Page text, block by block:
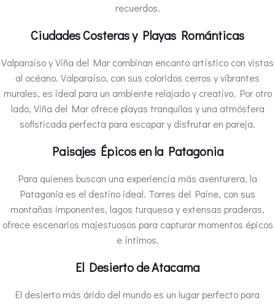
recuerdos.
Ciudades Costeras y Playas Románticas
Valparaíso y Viña del Mar combinan encanto artístico con vistas
al océano. Valparaíso, con sus coloridos cerros y vibrantes
murales, es ideal para un ambiente relajado y creativo. Por otro
lado, Viña del Mar ofrece playas tranquilas y una atmósfera
sofisticada perfecta para escapar y disfrutar en pareja.
Paisajes Épicos en la Patagonia
Para quienes buscan una experiencia más aventurera, la
Patagonia es el destino ideal. Torres del Paine, con sus
montañas imponentes, lagos turquesa y extensas praderas,
ofrece escenarios majestuosos para capturar momentos épicos
e íntimos.
El Desierto de Atacama
El desierto más árido del mundo es un lugar perfecto para